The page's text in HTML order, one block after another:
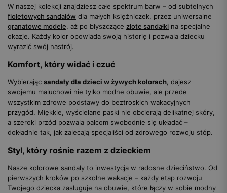
W naszej kolekcji znajdziesz całe spektrum barw – od subtelnych
fioletowych sandałów dla małych księżniczek, przez uniwersalne
granatowe modele , aż po błyszczące złote sandałki na specjalne
okazje. Każdy kolor opowiada swoją historię i pozwala dziecku
wyrazić swój nastrój.
Komfort, który widać i czuć
Wybierając sandały dla dzieci w żywych kolorach , dajesz
swojemu maluchowi nie tylko modne obuwie, ale przede
wszystkim zdrowe podstawy do beztroskich wakacyjnych
przygód. Miękkie, wyściełane paski nie obcierają delikatnej skóry,
a szeroki przód pozwala palcom swobodnie się układać –
dokładnie tak, jak zalecają specjaliści od zdrowego rozwoju stóp.
Styl, który rośnie razem z dzieckiem
Nasze kolorowe sandały to inwestycja w radosne dzieciństwo. Od
pierwszych kroków po szkolne wakacje – każdy etap rozwoju
Twojego dziecka zasługuje na obuwie, które łączy w sobie modny